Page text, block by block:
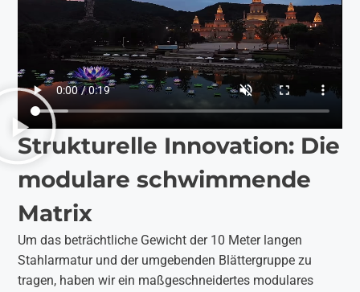
Strukturelle Innovation: Die
modulare schwimmende
Matrix
Um das beträchtliche Gewicht der 10 Meter langen
Stahlarmatur und der umgebenden Blättergruppe zu
tragen, haben wir ein maßgeschneidertes modulares